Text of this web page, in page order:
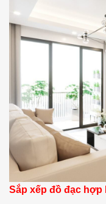
Sắp xếp đồ đạc